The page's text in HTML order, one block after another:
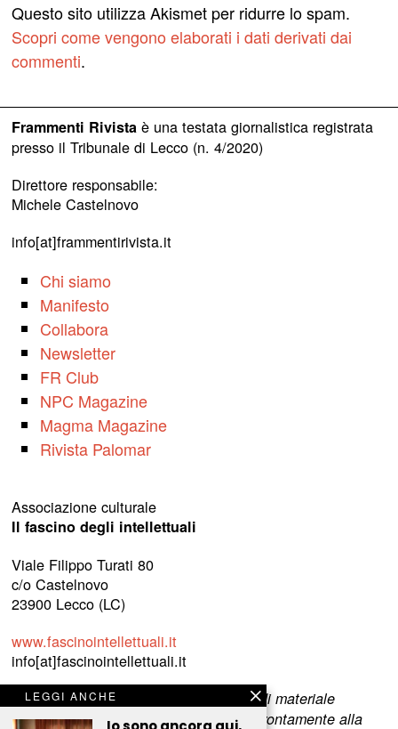
Questo sito utilizza Akismet per ridurre lo spam.
Scopri come vengono elaborati i dati derivati dai
commenti.
Frammenti Rivistaè una testata giornalistica registrata
presso il Tribunale di Lecco (n. 4/2020)
Direttore responsabile:
Michele Castelnovo
info[at]frammentirivista.it
Chi siamo
Manifesto
Collabora
Newsletter
FR Club
NPC Magazine
Magma Magazine
Rivista Palomar
Associazione culturale
Il fascino degli intellettuali
Viale Filippo Turati 80
c/o Castelnovo
23900 Lecco (LC)
www.fascinointellettuali.it
info[at]fascinointellettuali.it
Per segnalare eventuali errori nell’uso di materiale
riservato,scriveteci e provvederemo prontamente alla
LEGGI ANCHE